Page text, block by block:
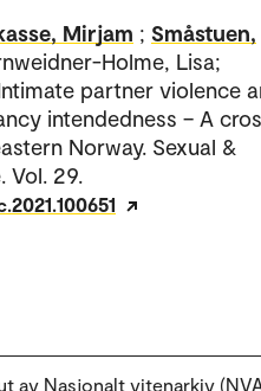
Mirjam ; Småstuen,
Holme, Lisa;
partner violence
intendedness – A
Norway. Sexual &
Vol. 29.
av Nasjonalt vitenarkiv